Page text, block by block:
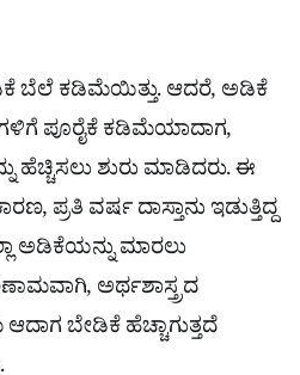
ಬೆಲೆ ಕಡಿಮೆಯಿತ್ತು. ಆದರೆ, ಅಡಿಕೆ
ಪೂರೈಕೆ ಕಡಿಮೆಯಾದಾಗ,
ಶುರು ಮಾಡಿದರು. ಈ
ಪ್ರತಿ ವರ್ಷ ದಾಸ್ತಾನು ಇಡುತ್ತಿದ್ದ
ಅಡಿಕೆಯನ್ನು ಮಾರಲು
ಅರ್ಥಶಾಸ್ತ್ರದ
ಬೇಡಿಕೆ ಹೆಚ್ಚಾಗುತ್ತದೆ